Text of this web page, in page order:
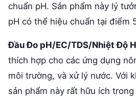
chuẩn pH. Sản phẩm này lý
pH có thể hiệu chuẩn tại điểm
Đầu Đo pH/EC/TDS/Nhiệt Độ
thích hợp cho các ứng dụng
môi trường, và xử lý nước. Với
sản phẩm này rất hữu ích